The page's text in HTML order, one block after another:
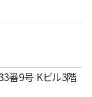
番9号 Kビル3階